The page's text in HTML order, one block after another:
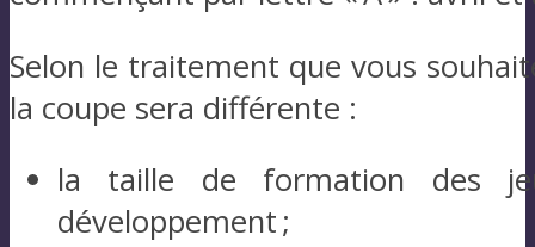
Selon le traitement que vous
la coupe sera différente :
la taille de formation des
développement ;